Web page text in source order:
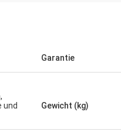
Garantie
und
Gewicht (kg)